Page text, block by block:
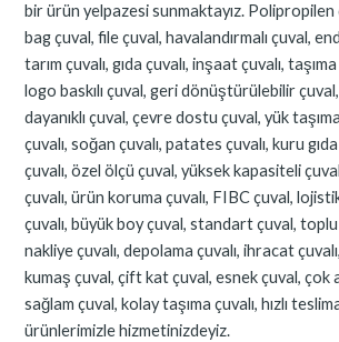
bir ürün yelpazesi sunmaktayız. Polipropilen
bag çuval, file çuval, havalandırmalı çuval,
tarım çuvalı, gıda çuvalı, inşaat çuvalı,
logo baskılı çuval, geri dönüştürülebilir çuval,
dayanıklı çuval, çevre dostu çuval, yük
çuvalı, soğan çuvalı, patates çuvalı, kuru
çuvalı, özel ölçü çuval, yüksek kapasiteli
çuvalı, ürün koruma çuvalı, FIBC çuval,
çuvalı, büyük boy çuval, standart çuval, toplu
nakliye çuvalı, depolama çuvalı, ihracat
kumaş çuval, çift kat çuval, esnek çuval, çok
sağlam çuval, kolay taşıma çuvalı, hızlı
ürünlerimizle hizmetinizdeyiz.